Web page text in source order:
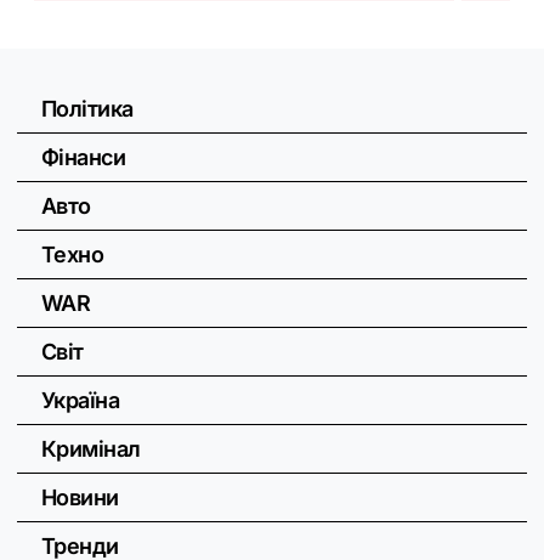
Політика
Фінанси
Авто
Техно
WAR
Світ
Україна
Кримінал
Новини
Тренди